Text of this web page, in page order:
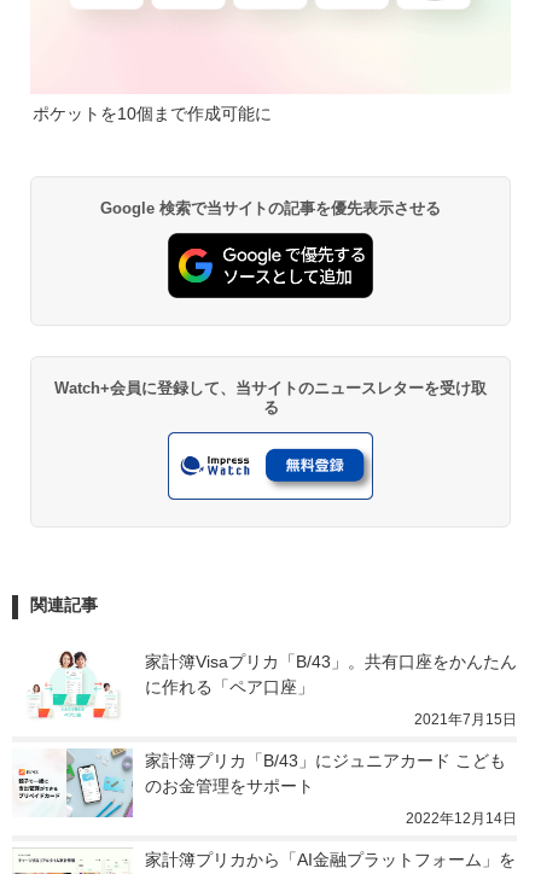
ポケットを10個まで作成可能に
Google 検索で当サイトの記事を優先表示させる
Watch+会員に登録して、当サイトのニュースレターを受け取
る
関連記事
家計簿Visaプリカ「B/43」。共有口座をかんたん
に作れる「ペア口座」
2021年7月15日
家計簿プリカ「B/43」にジュニアカード こども
のお金管理をサポート
2022年12月14日
家計簿プリカから「AI金融プラットフォーム」を